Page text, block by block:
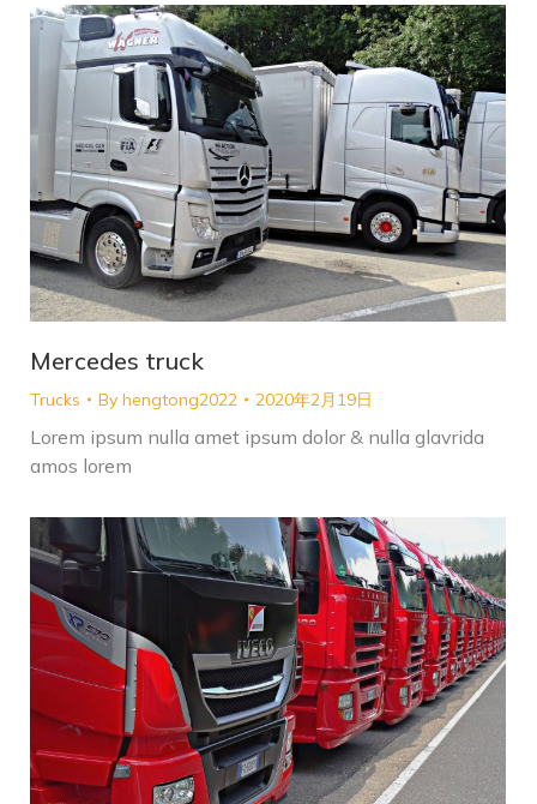
Mercedes truck
Trucks By hengtong2022 2020年2月19日
Lorem ipsum nulla amet ipsum dolor & nulla glavrida
amos lorem